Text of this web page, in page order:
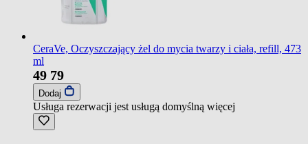
CeraVe, Oczyszczający żel do mycia twarzy i ciała, refill, 473
ml
49 79
Dodaj
Usługa rezerwacji jest usługą domyślną więcej